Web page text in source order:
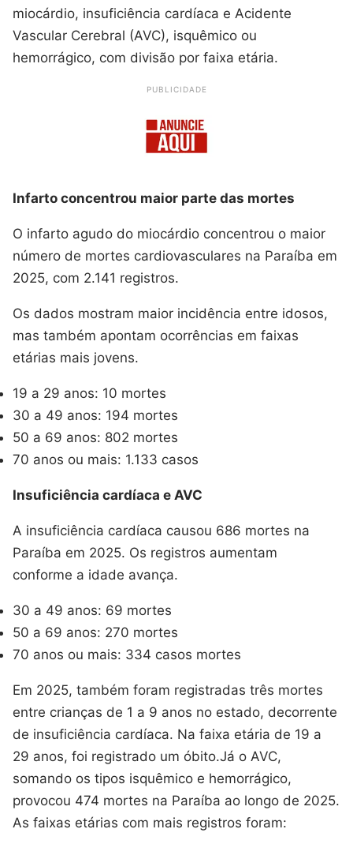
miocárdio, insuficiência cardíaca e Acidente
Vascular Cerebral (AVC), isquêmico ou
hemorrágico, com divisão por faixa etária.
PUBLICIDADE
Infarto concentrou maior parte das mortes
O infarto agudo do miocárdio concentrou o maior
número de mortes cardiovasculares na Paraíba em
2025, com 2.141 registros.
Os dados mostram maior incidência entre idosos,
mas também apontam ocorrências em faixas
etárias mais jovens.
19 a 29 anos: 10 mortes
30 a 49 anos: 194 mortes
50 a 69 anos: 802 mortes
70 anos ou mais: 1.133 casos
Insuficiência cardíaca e AVC
A insuficiência cardíaca causou 686 mortes na
Paraíba em 2025. Os registros aumentam
conforme a idade avança.
30 a 49 anos: 69 mortes
50 a 69 anos: 270 mortes
70 anos ou mais: 334 casos mortes
Em 2025, também foram registradas três mortes
entre crianças de 1 a 9 anos no estado, decorrente
de insuficiência cardíaca. Na faixa etária de 19 a
29 anos, foi registrado um óbito.Já o AVC,
somando os tipos isquêmico e hemorrágico,
provocou 474 mortes na Paraíba ao longo de 2025.
As faixas etárias com mais registros foram: